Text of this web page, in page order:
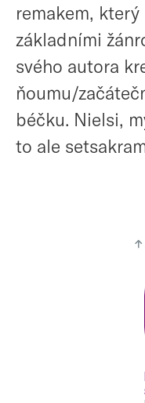
remakem,
základními
svého autora
ňoumu/
béčku. Nielsi,
to ale